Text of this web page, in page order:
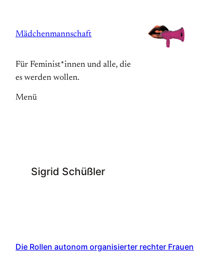
springen
Mädchenmannschaft
Für Feminist*innen und alle, die
es werden wollen.
Menü
Sigrid Schüßler
Die Rollen autonom organisierter rechter Frauen